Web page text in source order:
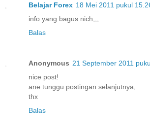
Belajar Forex 18 Mei 2011 pukul
info yang bagus nich,,,
Balas
Anonymous 21 September 2011
nice post!
ane tunggu postingan selanjutnya,
thx
Balas